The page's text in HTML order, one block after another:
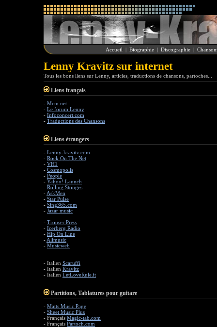
Accueil | Biographie | Discographie |
Lenny Kravitz sur internet
Tous les bons liens sur Lenny, articles, traductions de chansons, partoches...
Liens français
- Mcm.net
- Le forum Lenny
- Infoconcert.com
- Traductions des Chansons
Liens étrangers
- Lenny-kravitz.com
- Rock On The Net
- VH1
- Cosmopolis
- People
- Yahoo! Launch
- Rolling Stonges
- AskMen
- Star Pulse
- Sing365.com
- Jazar music
- Trouser Press
- Icerberg Radio
- Hip On Line
- Allmusic
- Musicweb
- Italien Scaruffi
- Italien Kravitz
- Italien LetLoveRule.it
Partitions, Tablatures pour guitare
- Matts Music Page
- Sheet Music Plus
- Français Magic-tab.com
- Français Partoch.com